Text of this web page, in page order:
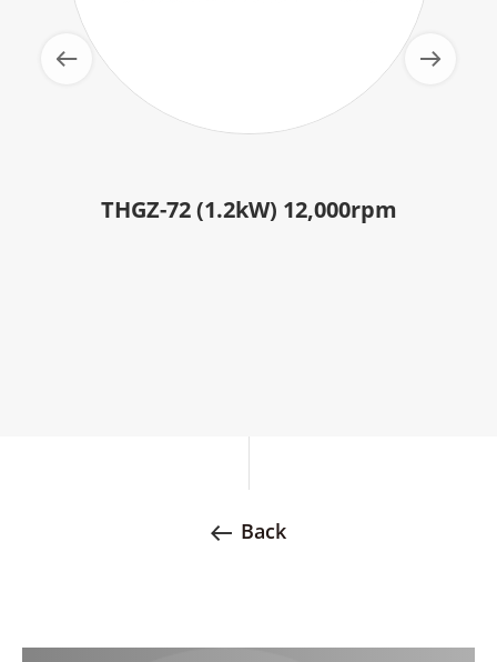
THGZ-72 (1.2kW) 12,000rpm
Back